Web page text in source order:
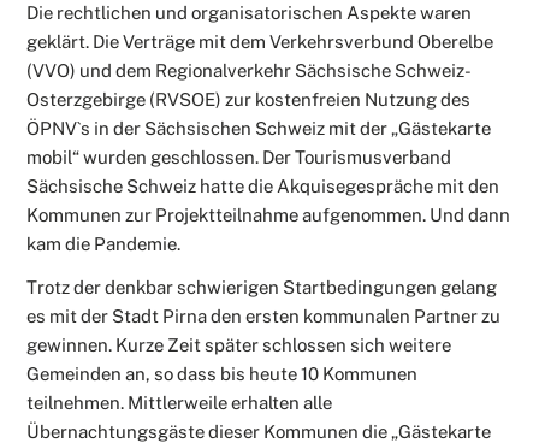
Die rechtlichen und organisatorischen Aspekte waren
geklärt. Die Verträge mit dem Verkehrsverbund Oberelbe
(VVO) und dem Regionalverkehr Sächsische Schweiz-
Osterzgebirge (RVSOE) zur kostenfreien Nutzung des
ÖPNV`s in der Sächsischen Schweiz mit der „Gästekarte
mobil“ wurden geschlossen. Der Tourismusverband
Sächsische Schweiz hatte die Akquisegespräche mit den
Kommunen zur Projektteilnahme aufgenommen. Und dann
kam die Pandemie.
Trotz der denkbar schwierigen Startbedingungen gelang
es mit der Stadt Pirna den ersten kommunalen Partner zu
gewinnen. Kurze Zeit später schlossen sich weitere
Gemeinden an, so dass bis heute 10 Kommunen
teilnehmen. Mittlerweile erhalten alle
Übernachtungsgäste dieser Kommunen die „Gästekarte